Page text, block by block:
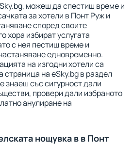
можеш да спестиш време и
за хотели в Понт Руж и
според своите
хора избират услугата
с нея пестиш време и
едновременно.
на изгодни хотели са
страница на eSky.bg в раздел
знаеш със сигурност дали
провери дали избраното
анулиране на
нощувка в в Понт